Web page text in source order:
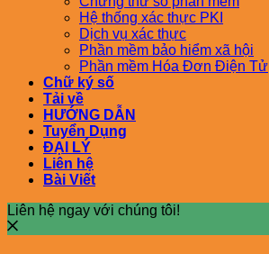
Hệ thống xác thực PKI
Dịch vụ xác thực
Phần mềm bảo hiểm xã hội
Phần mềm Hóa Đơn Điện Tử
Chữ ký số
Tải về
HƯỚNG DẪN
Tuyển Dụng
ĐẠI LÝ
Liên hệ
Bài Viết
Liên hệ ngay với chúng tôi!